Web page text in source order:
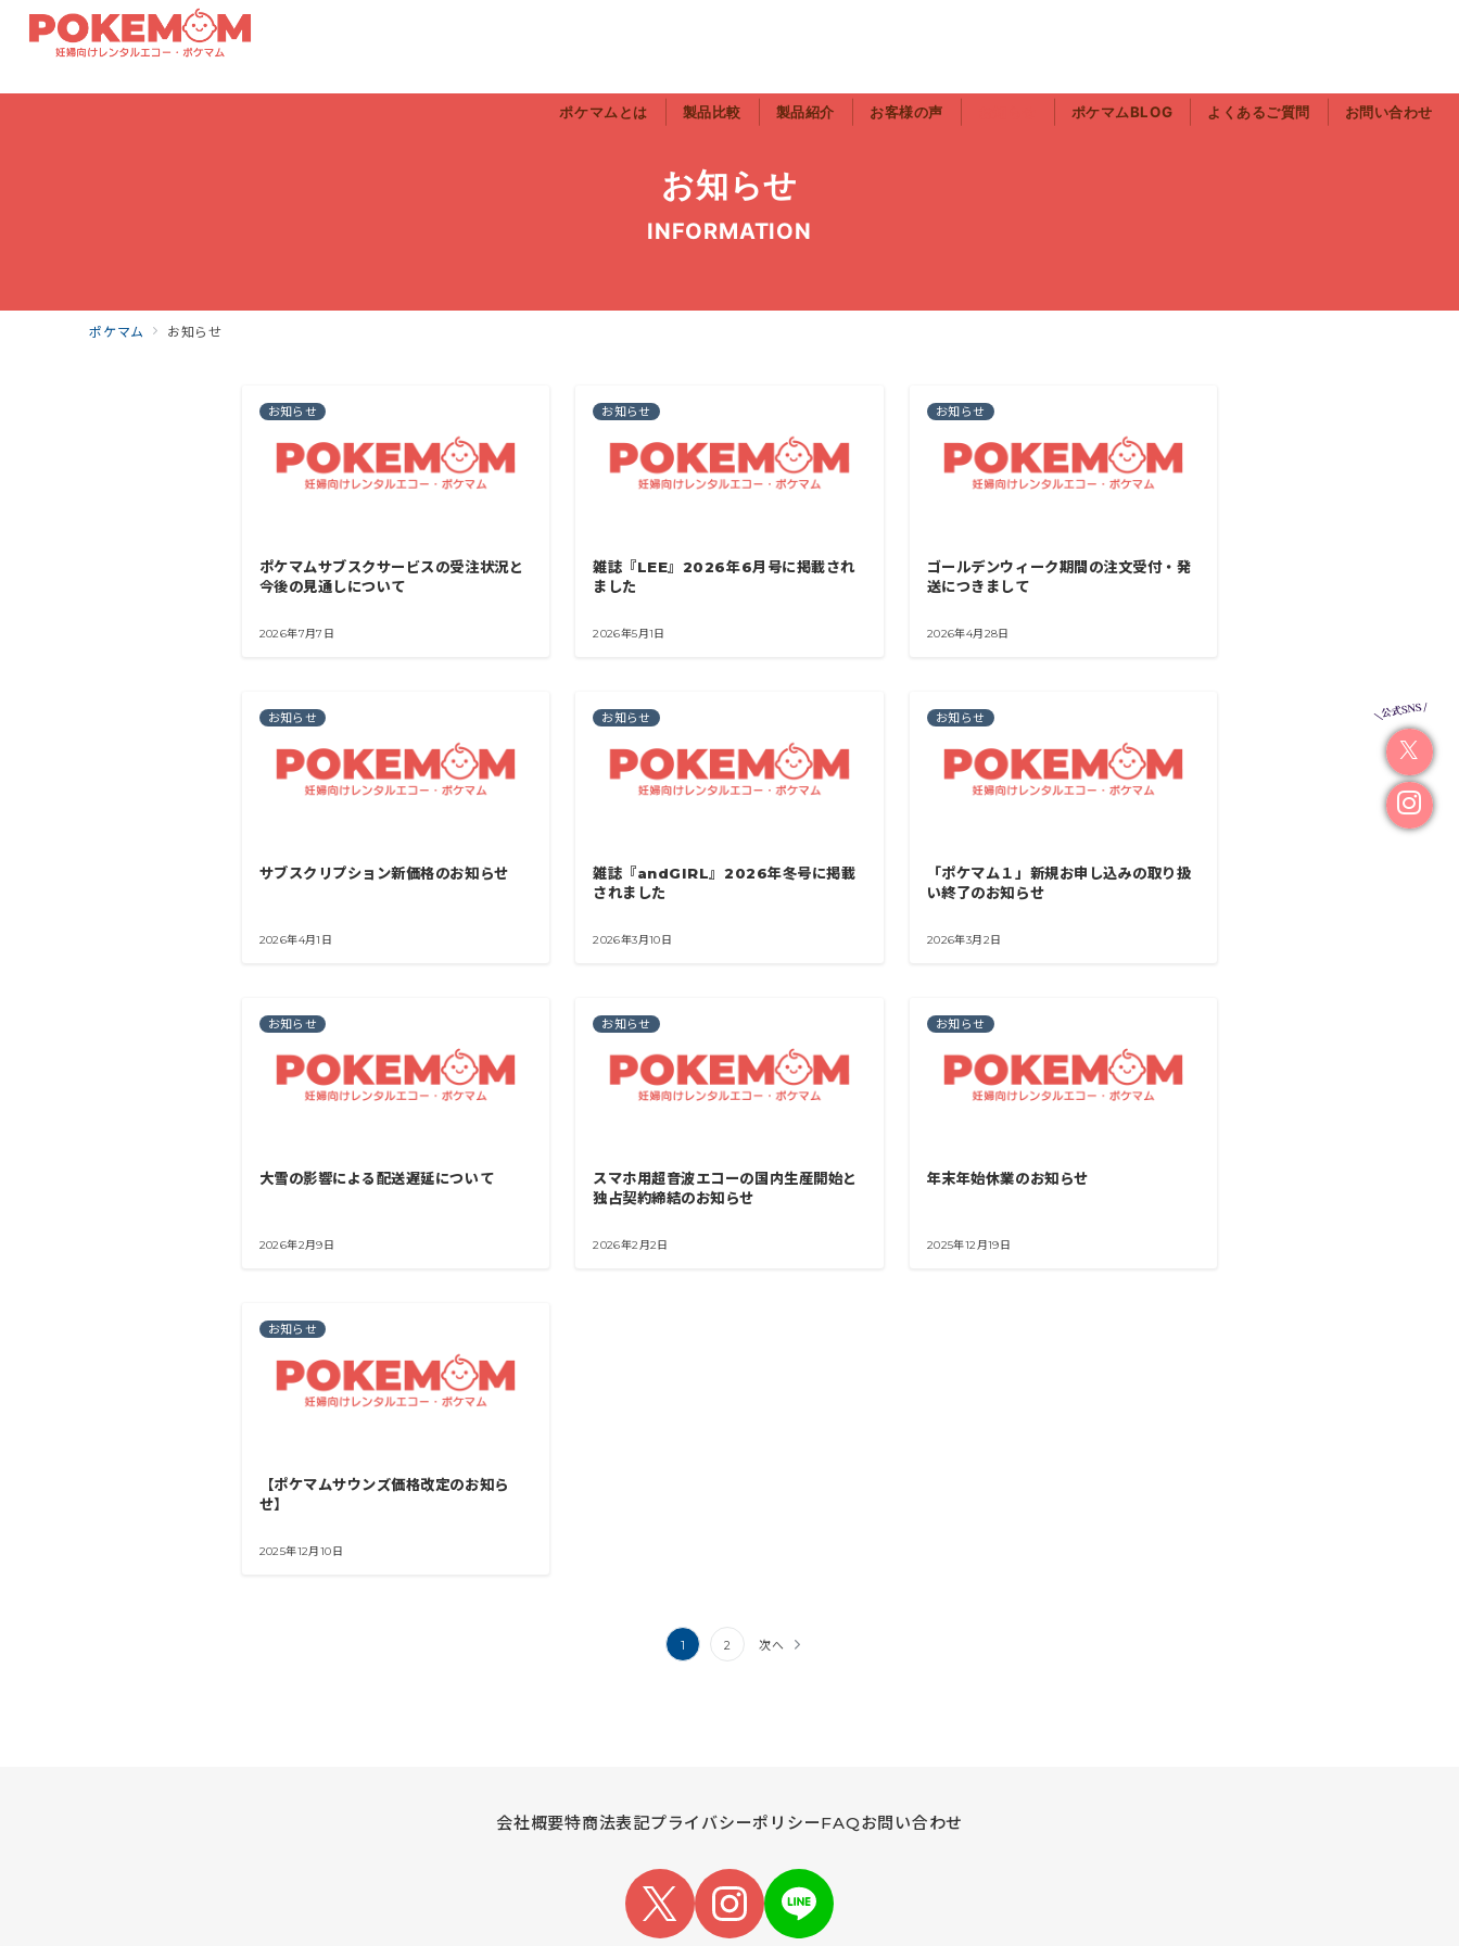
ポケマムとは 製品比較 製品紹介 お客様の声 ポケマムBLOG よくあるご質問 お問い合わせ
お知らせ
INFORMATION
ポケマム お知らせ
お知らせ
ポケマムサブスクサービスの受注状況と
今後の見通しについて
2026年7月7日
お知らせ
雑誌『LEE』2026年6月号に掲載され
ました
2026年5月1日
お知らせ
ゴールデンウィーク期間の注文受付・発
送につきまして
2026年4月28日
お知らせ
サブスクリプション新価格のお知らせ
2026年4月1日
お知らせ
雑誌『andGIRL』2026年冬号に掲載
されました
2026年3月10日
お知らせ
「ポケマム１」新規お申し込みの取り扱
い終了のお知らせ
2026年3月2日
お知らせ
大雪の影響による配送遅延について
2026年2月9日
お知らせ
スマホ用超音波エコーの国内生産開始と
独占契約締結のお知らせ
2026年2月2日
お知らせ
年末年始休業のお知らせ
2025年12月19日
お知らせ
【ポケマムサウンズ価格改定のお知ら
せ】
2025年12月10日
1 2 次へ
会社概要特商法表記プライバシーポリシーFAQお問い合わせ